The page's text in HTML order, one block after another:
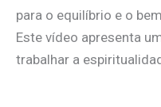
para o equilíbrio e o
Este vídeo apresenta
trabalhar a